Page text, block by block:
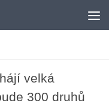
velká
300 druhů